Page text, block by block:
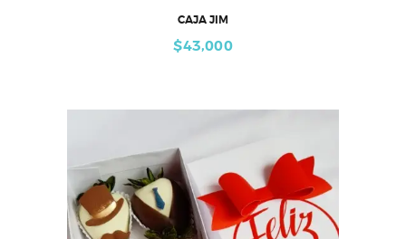
CAJA JIM
$43,000